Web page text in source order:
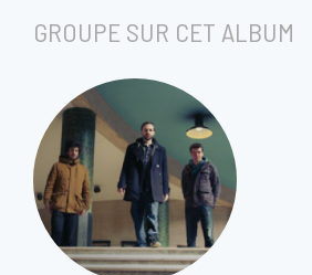
10. Since that day
GROUPE SUR CET ALBUM